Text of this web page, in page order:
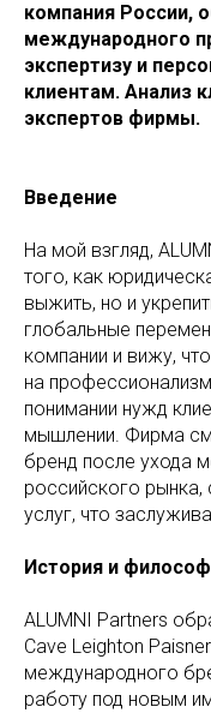
компания России,
международного
экспертизу и
клиентам. Анализ
экспертов фирмы.
Введение
На мой взгляд,
того, как
выжить, но и
глобальные
компании и вижу,
на
понимании нужд
мышлении. Фирма
бренд после ухода
российского рынка,
услуг, что
История и
ALUMNI Partners
Cave Leighton
международного
работу под новым